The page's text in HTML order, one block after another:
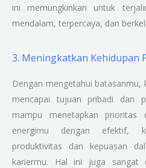
ini memungkinkan untuk
mendalam, terpercaya, dan
3. Meningkatkan Kehidupan
Dengan mengetahui
mencapai tujuan pribadi dan
mampu menetapkan
energimu dengan efektif,
produktivitas dan kepuasan
kariermu. Hal ini juga sangat